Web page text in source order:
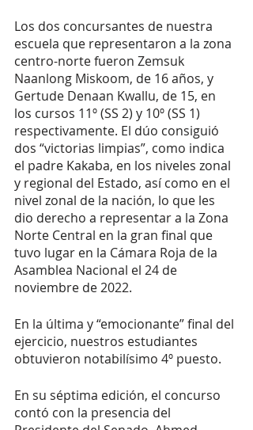
Los dos concursantes de nuestra
escuela que representaron a la zona
centro-norte fueron Zemsuk
Naanlong Miskoom, de 16 años, y
Gertude Denaan Kwallu, de 15, en
los cursos 11º (SS 2) y 10º (SS 1)
respectivamente. El dúo consiguió
dos “victorias limpias”, como indica
el padre Kakaba, en los niveles zonal
y regional del Estado, así como en el
nivel zonal de la nación, lo que les
dio derecho a representar a la Zona
Norte Central en la gran final que
tuvo lugar en la Cámara Roja de la
Asamblea Nacional el 24 de
noviembre de 2022.
En la última y “emocionante” final del
ejercicio, nuestros estudiantes
obtuvieron notabilísimo 4º puesto.
En su séptima edición, el concurso
contó con la presencia del